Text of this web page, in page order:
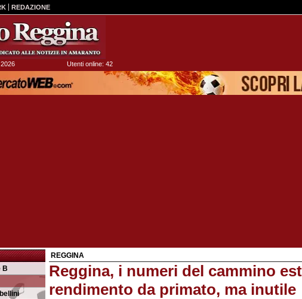
REDAZIONE
Utenti online: 42
B
REGGINA
Reggina, i numeri del cammino
rendimento da primato, ma inutile